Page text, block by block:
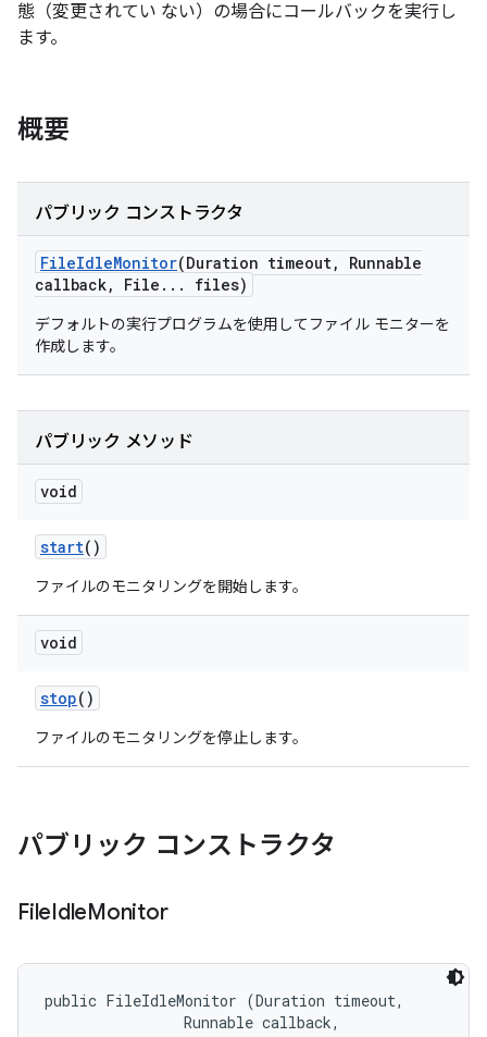
態（変更されてい ない）の場合にコールバックを実行し
ます。
概要
パブリック コンストラクタ
FileIdleMonitor(Duration timeout,
Runnable
callback, File . . . files)
デフォルトの実行プログラムを使用してファイル モニターを
作成します。
パブリック メソッド
void
start()
ファイルのモニタリングを開始します。
void
stop()
ファイルのモニタリングを停止します。
パブリック コンストラクタ
FileIdleMonitor
public FileIdleMonitor (Duration timeout,
                Runnable callback,